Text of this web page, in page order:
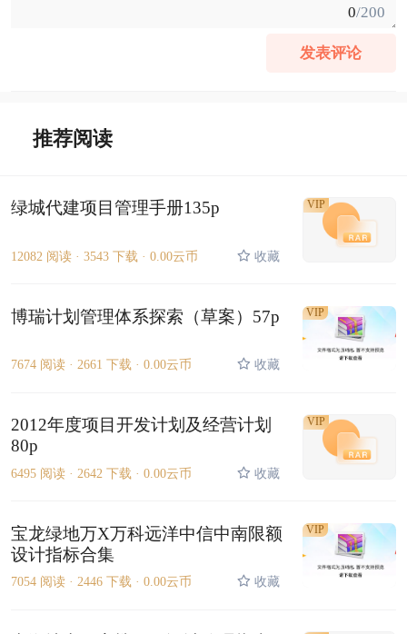
0/200
发表评论
推荐阅读
绿城代建项目管理手册135p
12082 阅读 · 3543 下载 · 0.00云币 收藏
VIP
博瑞计划管理体系探索（草案）57p
7674 阅读 · 2661 下载 · 0.00云币 收藏
VIP
2012年度项目开发计划及经营计划
80p
6495 阅读 · 2642 下载 · 0.00云币 收藏
VIP
宝龙绿地万X万科远洋中信中南限额
设计指标合集
7054 阅读 · 2446 下载 · 0.00云币 收藏
VIP